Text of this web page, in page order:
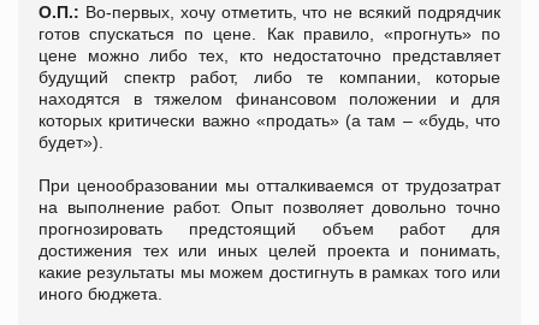
О.П.: Во-первых, хочу отметить, что не всякий подрядчик
готов спускаться по цене. Как правило, «прогнуть» по
цене можно либо тех, кто недостаточно представляет
будущий спектр работ, либо те компании, которые
находятся в тяжелом финансовом положении и для
которых критически важно «продать» (а там – «будь, что
будет»).
При ценообразовании мы отталкиваемся от трудозатрат
на выполнение работ. Опыт позволяет довольно точно
прогнозировать предстоящий объем работ для
достижения тех или иных целей проекта и понимать,
какие результаты мы можем достигнуть в рамках того или
иного бюджета.